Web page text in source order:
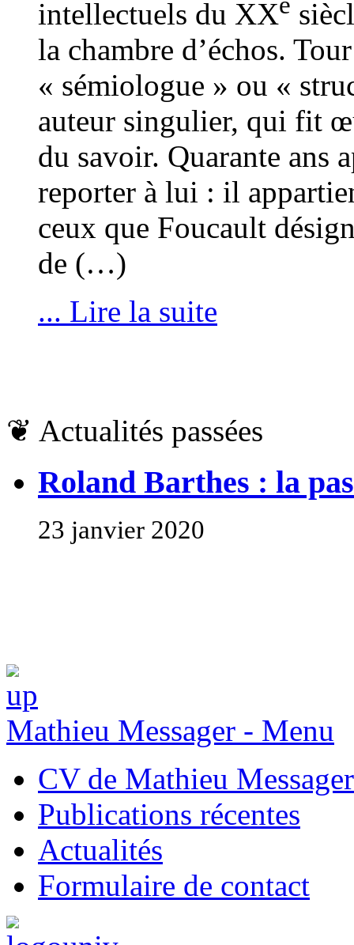
intellectuels du XX
la chambre d’échos.
« sémiologue » ou «
auteur singulier, qui fit
du savoir. Quarante ans
reporter à lui : il
ceux que Foucault
de (…)
... Lire la suite
❦ Actualités passées
Roland Barthes : la
23 janvier 2020
Mathieu Messager - Menu
CV de Mathieu Messager
Publications récentes
Actualités
Formulaire de contact